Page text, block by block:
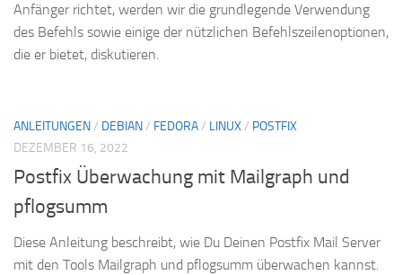
Anfänger richtet, werden wir die grundlegende Verwendung
des Befehls sowie einige der nützlichen Befehlszeilenoptionen,
die er bietet, diskutieren.
ANLEITUNGEN/ DEBIAN/ FEDORA/ LINUX/ POSTFIX
DEZEMBER 16, 2022
Postfix Überwachung mit Mailgraph und
pflogsumm
Diese Anleitung beschreibt, wie Du Deinen Postfix Mail Server
mit den Tools Mailgraph und pflogsumm überwachen kannst.